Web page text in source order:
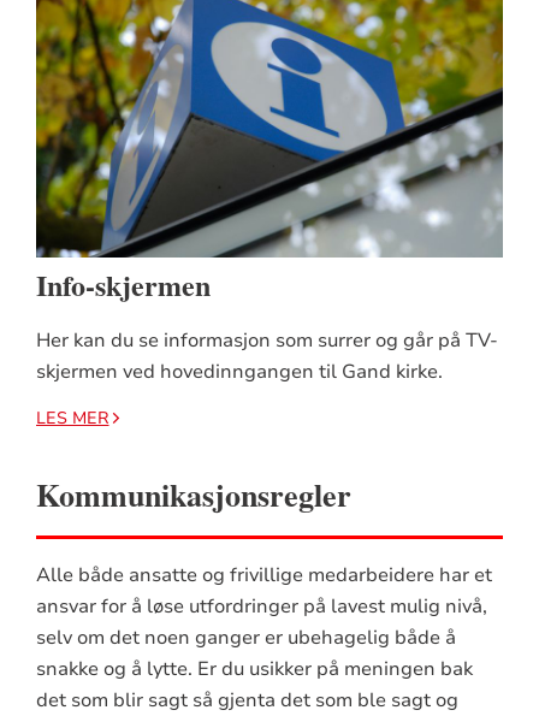
Info-skjermen
Her kan du se informasjon som surrer og går på TV-
skjermen ved hovedinngangen til Gand kirke.
LES MER
Kommunikasjonsregler
Alle både ansatte og frivillige medarbeidere har et
ansvar for å løse utfordringer på lavest mulig nivå,
selv om det noen ganger er ubehagelig både å
snakke og å lytte. Er du usikker på meningen bak
det som blir sagt så gjenta det som ble sagt og